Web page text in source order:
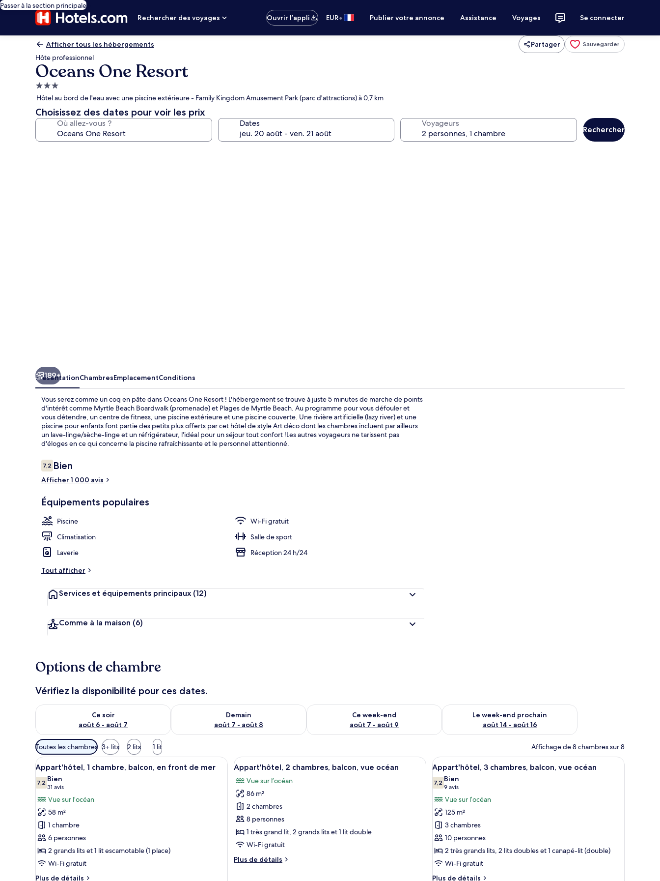
Passer à la section principale
Rechercher des voyages
Ouvrir l’appli EUR• Publier votre annonce Assistance Voyages Se connecter
Afficher tous les hébergements Partager Sauvegarder
Hôte professionnel
Oceans One Resort
Hébergement
3.0 étoiles
Hôtel au bord de l'eau avec une piscine extérieure - Family Kingdom Amusement Park (parc d'attractions) à 0,7 km
Choisissez des dates pour voir les prix
Où allez-vous ? Dates Voyageurs
Rechercher
Appart'hôtel Luxe, balcon | Terrasse/Patio
189+
PrésentationChambresEmplacementConditions
Vous serez comme un coq en pâte dans Oceans One Resort ! L'hébergement se trouve à juste 5 minutes de marche de points
d'intérêt comme Myrtle Beach Boardwalk (promenade) et Plages de Myrtle Beach. Au programme pour vous défouler et
vous détendre, un centre de fitness, une piscine extérieure et une piscine couverte. Une rivière artificielle (lazy river) et une
piscine pour enfants font partie des petits plus offerts par cet hôtel de style Art déco dont les chambres incluent par ailleurs
un lave-linge/sèche-linge et un réfrigérateur, l'idéal pour un séjour tout confort !Les autres voyageurs ne tarissent pas
d'éloges en ce qui concerne la piscine rafraîchissante et le personnel attentionné.
Avis
voyageurs
7,27,2 sur 10
Bien
Afficher 1 000 avis
Équipements populaires
Piscine
Wi-Fi gratuit
Climatisation
Salle de sport
Laverie
Réception 24 h/24
Tout afficher
Services et équipements principaux (12)
Comme à la maison (6)
Options de chambre
Vérifiez la disponibilité pour ces dates.
Ce soir
août 6 - août 7
Vérifier la disponibilité pour ce soir août 6 - août 7
Demain
août 7 - août 8
Vérifier la disponibilité pour demain août 7 - août 8
Ce week-end
août 7 - août 9
Vérifier la disponibilité pour ce week-end août 7 - août 9
Le week-end prochain
août 14 - août 16
Vérifier la disponibilité pour le week-end prochain août 14 -
Filtres
disponibles
pour
les
chambres
Toutes les chambres 3+ lits 2 lits 1 lit Affichage de 8 chambres sur 8
Afficher
toutes
les
photos
pour
ce
type
de
chambre :
Appart'hôtel,
1
Une chambre d’hôtel comprenant un canapé, une table à manger avec des chaises, une table basse, un téléviseur et une lampe.
20
Appart'hôtel, 1 chambre, balcon, en front de mer
7,27,2 sur 10
Bien
31 avis
(31 avis)
Vue sur l’océan
58 m²
1 chambre
6 personnes
2 grands lits et 1 lit escamotable (1 place)
Wi-Fi gratuit
Plus de détails
Plus
Afficher
toutes
les
photos
pour
ce
type
de
chambre :
Appart'hôtel,
Une chambre d’hôtel avec deux lits, une table de chevet avec une lampe, une télévision et des œuvres d’art
26
Appart'hôtel, 2 chambres, balcon, vue océan
Vue sur l’océan
86 m²
2 chambres
8 personnes
1 très grand lit, 2 grands lits et 1 lit double
Wi-Fi gratuit
Plus de détails
Plus
Afficher
toutes
les
photos
pour
ce
type
de
chambre :
Appart'hôtel,
3
Un balcon avec deux fauteuils en osier et
43
Appart'hôtel, 3 chambres, balcon, vue océan
7,27,2 sur 10
Bien
9 avis
(9 avis)
Vue sur l’océan
125 m²
3 chambres
10 personnes
2 très grands lits, 2 lits doubles et 1 canapé-lit (double)
Wi-Fi gratuit
Plus de détails
Plus